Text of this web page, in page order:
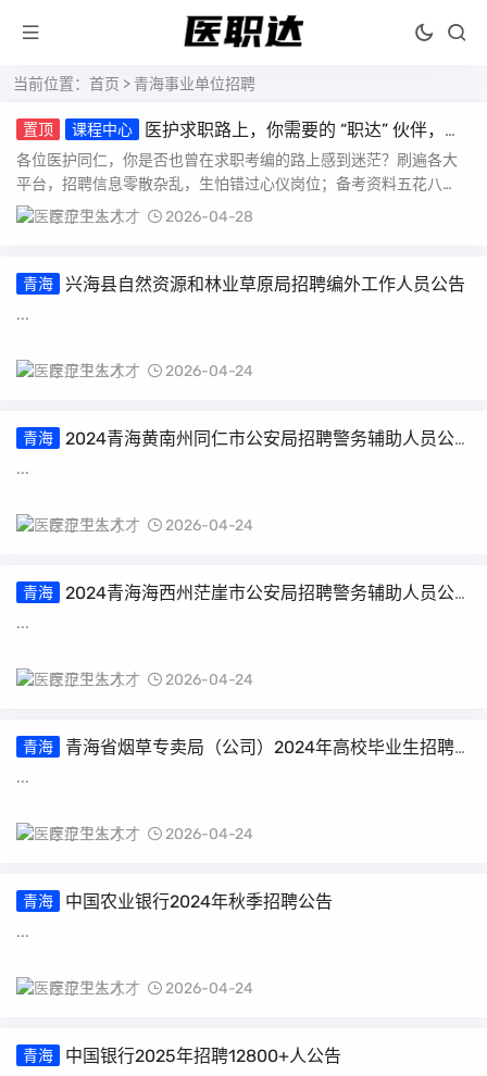
当前位置： 首页 > 青海事业单位招聘
置顶 课程中心
医护求职路上，你需要的 “职达” 伙伴，我
们来了！
各位医护同仁，你是否也曾在求职考编的路上感到迷茫？刷遍各大
平台，招聘信息零散杂乱，生怕错过心仪岗位；备考资料五花八
门，找不到系统的复习方...
医疗卫生人才 2026-04-28
青海 兴海县自然资源和林业草原局招聘编外工作人员公告
...
医疗卫生人才 2026-04-24
青海
2024青海黄南州同仁市公安局招聘警务辅助人员公
...
医疗卫生人才 2026-04-24
青海
2024青海海西州茫崖市公安局招聘警务辅助人员公
...
医疗卫生人才 2026-04-24
青海
青海省烟草专卖局（公司）2024年高校毕业生招聘
...
医疗卫生人才 2026-04-24
青海 中国农业银行2024年秋季招聘公告
...
医疗卫生人才 2026-04-24
青海 中国银行2025年招聘12800+人公告